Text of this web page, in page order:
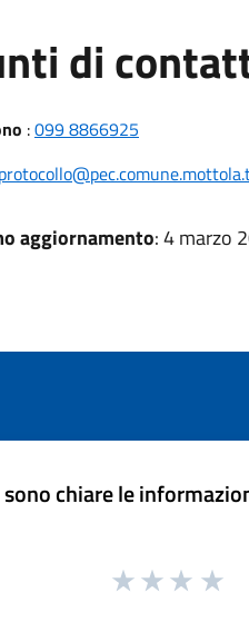
di
:099 8866925
aggiornamento: 4 marzo
chiare le